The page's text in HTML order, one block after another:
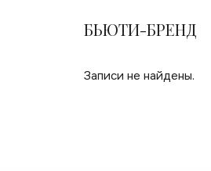
БЬЮТИ-БРЕНД
Записи не найдены.